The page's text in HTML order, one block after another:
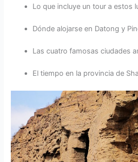
Lo que incluye un tour a estos
Dónde alojarse en Datong y
Las cuatro famosas ciudades
El tiempo en la provincia de